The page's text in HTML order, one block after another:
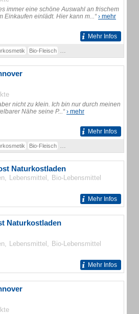
immer eine schöne Auswahl an frischem
Einkaufen einlädt. Hier kann m...“› mehr
Mehr Infos
Bio-Fleisch
nicht zu klein. Ich bin nur durch meinen
Nähe seine P...“› mehr
Mehr Infos
Bio-Fleisch
Naturkostladen
Lebensmittel Bio-Lebensmittel
Mehr Infos
Naturkostladen
Lebensmittel Bio-Lebensmittel
Mehr Infos